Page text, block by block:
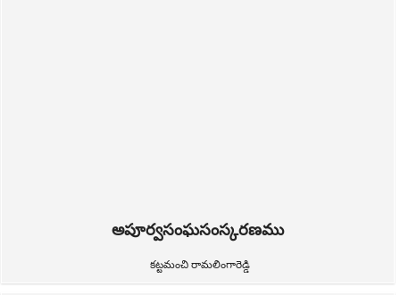
అపూర్వసంఘసంస్కరణము
కట్టమంచి రామలింగారెడ్డి